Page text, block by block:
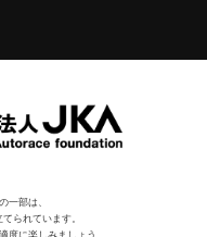
一部は、
られています。
度に楽しみましょう。